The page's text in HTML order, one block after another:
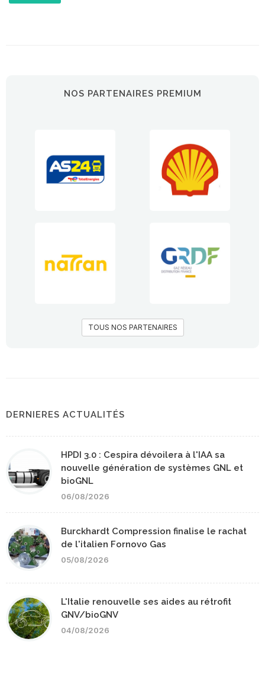
NOS PARTENAIRES PREMIUM
TOUS NOS PARTENAIRES
DERNIERES ACTUALITÉS
HPDI 3.0 : Cespira dévoilera à l'IAA sa
nouvelle génération de systèmes GNL et
bioGNL
06/08/2026
Burckhardt Compression finalise le rachat
de l'italien Fornovo Gas
05/08/2026
L'Italie renouvelle ses aides au rétrofit
GNV/bioGNV
04/08/2026